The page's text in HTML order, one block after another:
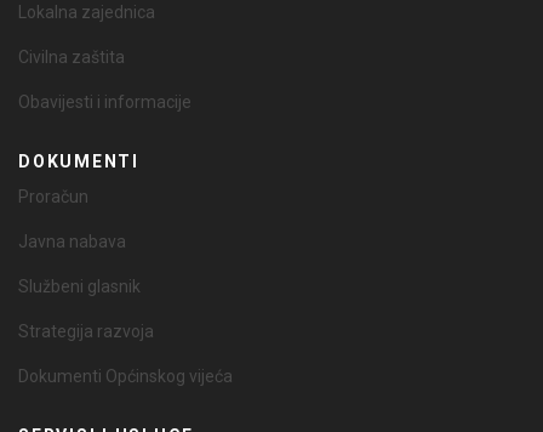
Lokalna zajednica
Civilna zaštita
Obavijesti i informacije
DOKUMENTI
Proračun
Javna nabava
Službeni glasnik
Strategija razvoja
Dokumenti Općinskog vijeća